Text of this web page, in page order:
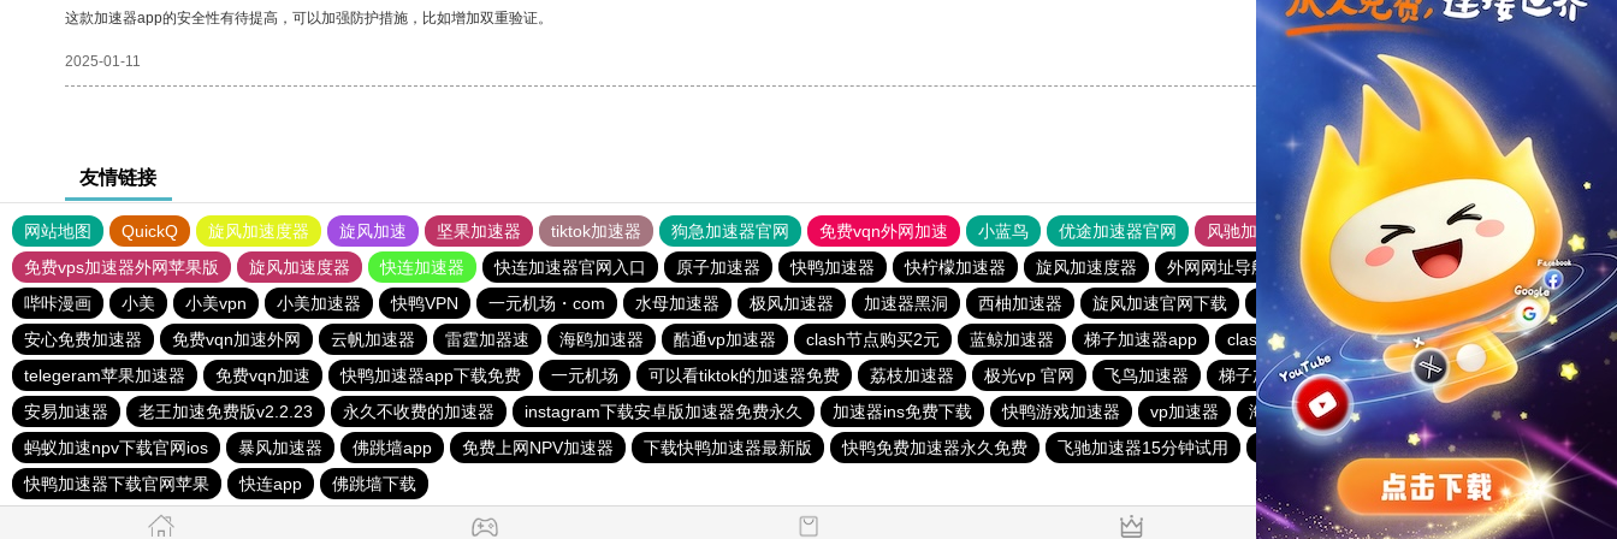
这款加速器app的安全性有待提高，可以加强防护措施，比如增加双重验证。
2025-01-11 [0]
友情链接
网站地图 QuickQ 旋风加速度器 旋风加速 坚果加速器 tiktok加速器 狗急加速器官网 免费vqn外网加速 小蓝鸟 优途加速器官网 风驰加速器
旋风加速器
免费vps加速器外网苹果版
旋风加速度器 快连加速器 快连加速器官网入口 原子加速器 快鸭加速器 快柠檬加速器 旋风加速度器 外网网址导航 软件中心 雷霆加速
狂飙加速器
哔咔漫画
小美 小美vpn 小美加速器 快鸭VPN 一元机场・com 水母加速器 极风加速器 加速器黑洞 西柚加速器 旋风加速官网下载
纸飞机加速器永久免费版
安心免费加速器
免费vqn加速外网 云帆加速器 雷霆加器速 海鸥加速器 酷通vp加速器 clash节点购买2元 蓝鲸加速器 梯子加速器app clash节点订阅免费
快鸭梯子加速器
telegeram苹果加速器
免费vqn加速 快鸭加速器app下载免费 一元机场 可以看tiktok的加速器免费 荔枝加速器 极光vp 官网 飞鸟加速器 梯子加速器app免费永久
蚂蚁加速器
安易加速器
老王加速免费版v2.2.23 永久不收费的加速器 instagram下载安卓版加速器免费永久 加速器ins免费下载 快鸭游戏加速器 vp加速器 海鸥加速器2024免费
outline官网
蚂蚁加速npv下载官网ios
暴风加速器 佛跳墙app 免费上网NPV加速器 下载快鸭加速器最新版 快鸭免费加速器永久免费 飞驰加速器15分钟试用
哔咔漫画加速器
快鸭加速器下载官网苹果
快连app 佛跳墙下载